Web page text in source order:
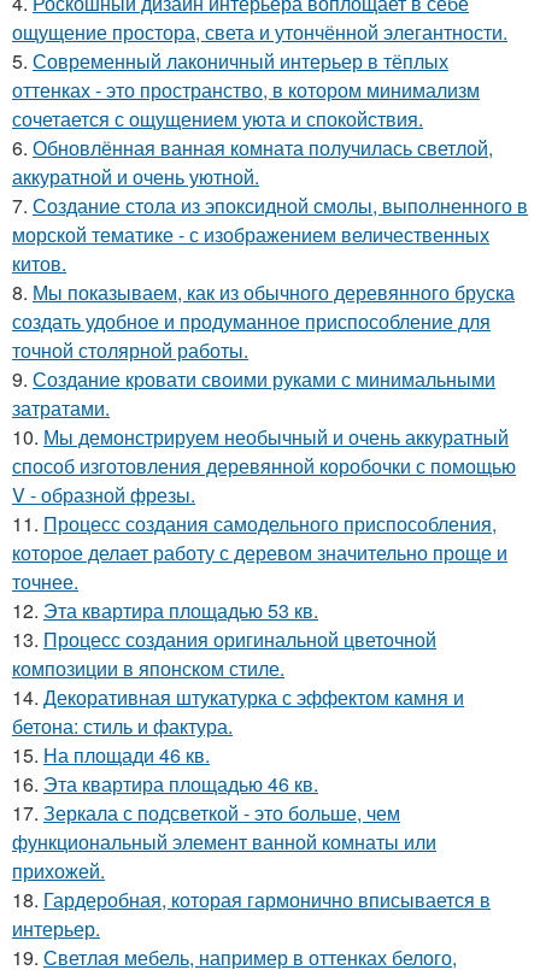
ощущение простора, света и утончённой элегантности.
5. Современный лаконичный интерьер в тёплых
оттенках - это пространство, в котором минимализм
сочетается с ощущением уюта и спокойствия.
6. Обновлённая ванная комната получилась светлой,
аккуратной и очень уютной.
7. Создание стола из эпоксидной смолы, выполненного в
морской тематике - с изображением величественных
китов.
8. Мы показываем, как из обычного деревянного бруска
создать удобное и продуманное приспособление для
точной столярной работы.
9. Создание кровати своими руками с минимальными
затратами.
10. Мы демонстрируем необычный и очень аккуратный
способ изготовления деревянной коробочки с помощью
V - образной фрезы.
11. Процесс создания самодельного приспособления,
которое делает работу с деревом значительно проще и
точнее.
12. Эта квартира площадью 53 кв.
13. Процесс создания оригинальной цветочной
композиции в японском стиле.
14. Декоративная штукатурка с эффектом камня и
бетона: стиль и фактура.
15. На площади 46 кв.
16. Эта квартира площадью 46 кв.
17. Зеркала с подсветкой - это больше, чем
функциональный элемент ванной комнаты или
прихожей.
18. Гардеробная, которая гармонично вписывается в
интерьер.
19. Светлая мебель, например в оттенках белого,